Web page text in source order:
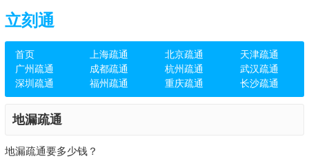
立刻通
首页 上海疏通 北京疏通
天津疏通
广州疏通
成都疏通 杭州疏通
武汉疏通
深圳疏通
福州疏通 重庆疏通 长沙疏通
地漏疏通
地漏疏通要多少钱？